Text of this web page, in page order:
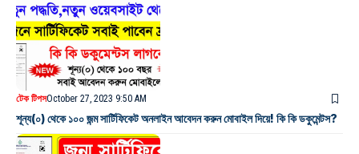
টেক টিপসOctober 27, 2023 9:50 AM
শূন্য(০) থেকে ১০০ জন্ম সার্টিফিকেট অনলাইন আবেদন করুন মোবাইল দিয়ে! কি কি ডকুমেন্টস?